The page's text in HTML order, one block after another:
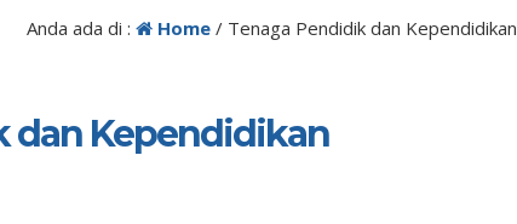
Anda ada di : Home/ Tenaga Pendidik dan Kependidikan
dan Kependidikan